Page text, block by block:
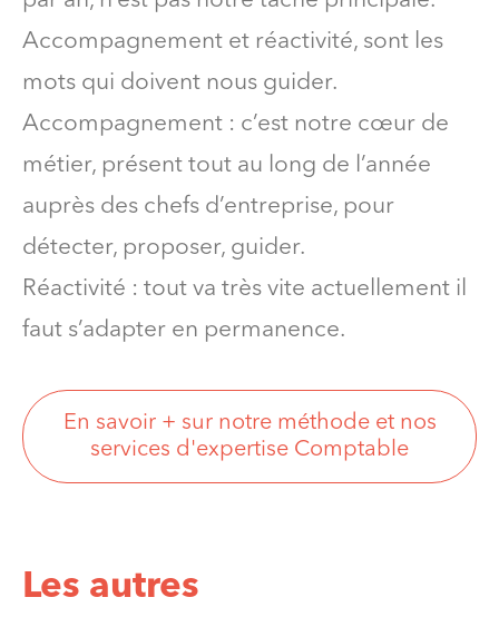
Accompagnement et réactivité, sont les
mots qui doivent nous guider.
Accompagnement : c’est notre cœur de
métier, présent tout au long de l’année
auprès des chefs d’entreprise, pour
détecter, proposer, guider.
Réactivité : tout va très vite actuellement il
faut s’adapter en permanence.
En savoir + sur notre méthode et nos
services d'expertise Comptable
Les autres